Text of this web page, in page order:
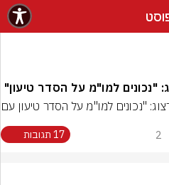
"נכונים למו"מ על הסדר טיעון"
2 17 תגובות